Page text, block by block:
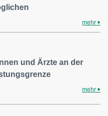
mehr
und Ärzte an der
mehr